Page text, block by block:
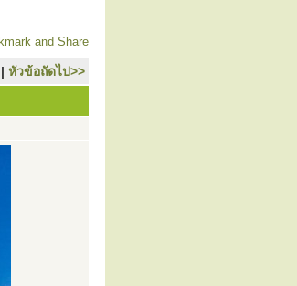
| หัวข้อถัดไป>>